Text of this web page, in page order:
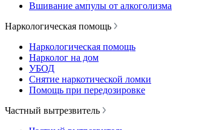
Вшивание ампулы от алкоголизма
Наркологическая помощь
Наркологическая помощь
Нарколог на дом
УБОД
Снятие наркотической ломки
Помощь при передозировке
Частный вытрезвитель